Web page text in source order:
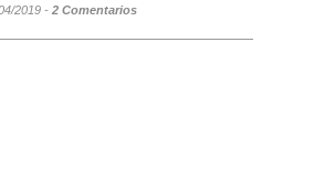
2019 - 2 Comentarios